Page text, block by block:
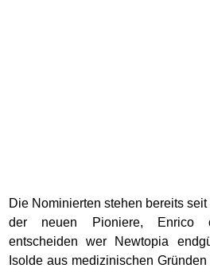
Die Nominierten stehen bereits
der neuen Pioniere, Enrico
entscheiden wer Newtopia
Isolde aus medizinischen